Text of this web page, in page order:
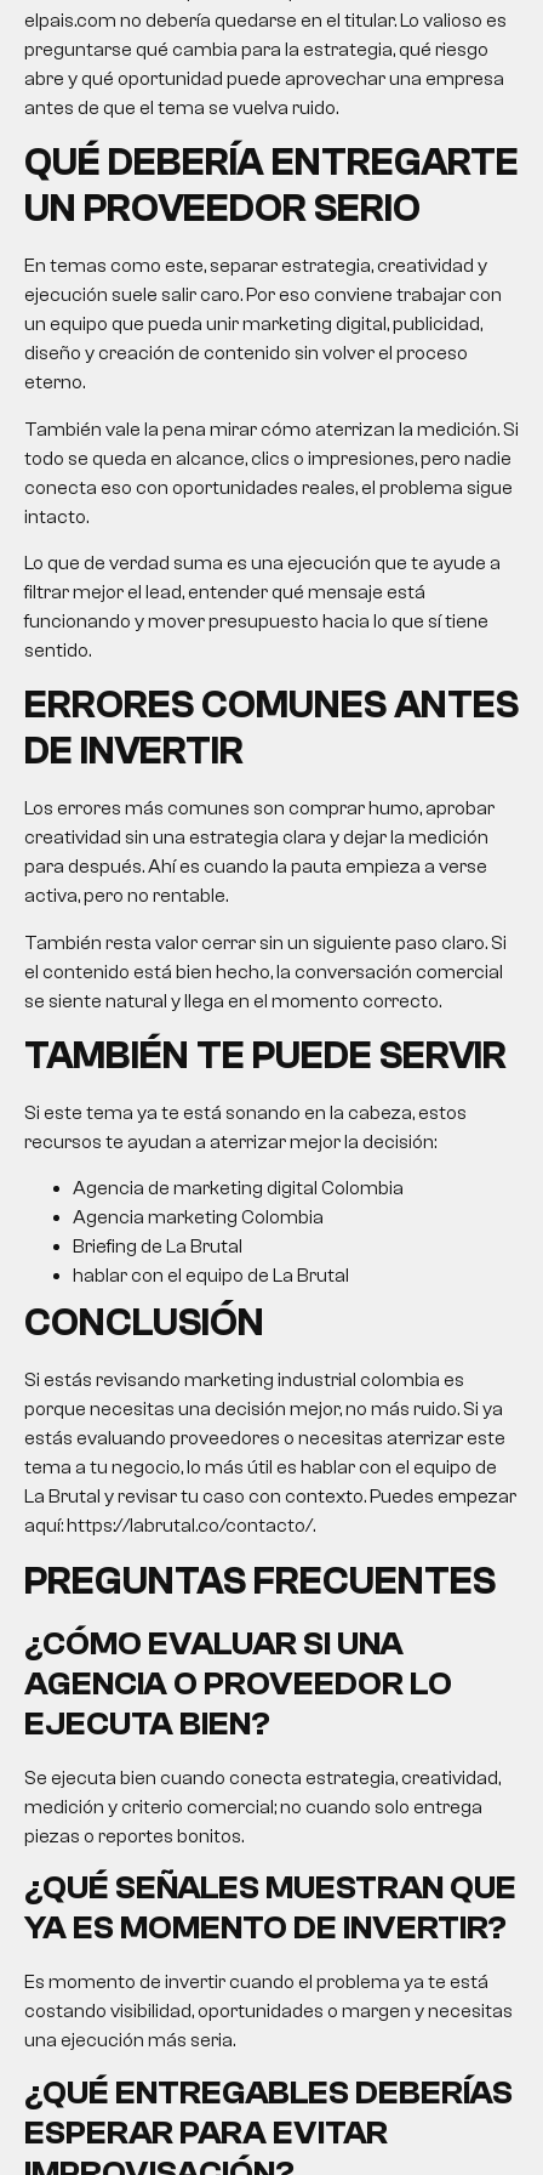
elpais.com no debería quedarse en el titular. Lo valioso es
preguntarse qué cambia para la estrategia, qué riesgo
abre y qué oportunidad puede aprovechar una empresa
antes de que el tema se vuelva ruido.
QUÉ DEBERÍA ENTREGARTE
UN PROVEEDOR SERIO
En temas como este, separar estrategia, creatividad y
ejecución suele salir caro. Por eso conviene trabajar con
un equipo que pueda unir marketing digital, publicidad,
diseño y creación de contenido sin volver el proceso
eterno.
También vale la pena mirar cómo aterrizan la medición. Si
todo se queda en alcance, clics o impresiones, pero nadie
conecta eso con oportunidades reales, el problema sigue
intacto.
Lo que de verdad suma es una ejecución que te ayude a
filtrar mejor el lead, entender qué mensaje está
funcionando y mover presupuesto hacia lo que sí tiene
sentido.
ERRORES COMUNES ANTES
DE INVERTIR
Los errores más comunes son comprar humo, aprobar
creatividad sin una estrategia clara y dejar la medición
para después. Ahí es cuando la pauta empieza a verse
activa, pero no rentable.
También resta valor cerrar sin un siguiente paso claro. Si
el contenido está bien hecho, la conversación comercial
se siente natural y llega en el momento correcto.
TAMBIÉN TE PUEDE SERVIR
Si este tema ya te está sonando en la cabeza, estos
recursos te ayudan a aterrizar mejor la decisión:
Agencia de marketing digital Colombia
Agencia marketing Colombia
Briefing de La Brutal
hablar con el equipo de La Brutal
CONCLUSIÓN
Si estás revisando marketing industrial colombia es
porque necesitas una decisión mejor, no más ruido. Si ya
estás evaluando proveedores o necesitas aterrizar este
tema a tu negocio, lo más útil es hablar con el equipo de
La Brutal y revisar tu caso con contexto. Puedes empezar
aquí: https://labrutal.co/contacto/.
PREGUNTAS FRECUENTES
¿CÓMO EVALUAR SI UNA
AGENCIA O PROVEEDOR LO
EJECUTA BIEN?
Se ejecuta bien cuando conecta estrategia, creatividad,
medición y criterio comercial; no cuando solo entrega
piezas o reportes bonitos.
¿QUÉ SEÑALES MUESTRAN QUE
YA ES MOMENTO DE INVERTIR?
Es momento de invertir cuando el problema ya te está
costando visibilidad, oportunidades o margen y necesitas
una ejecución más seria.
¿QUÉ ENTREGABLES DEBERÍAS
ESPERAR PARA EVITAR